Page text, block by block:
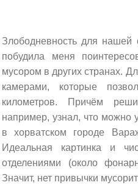
Злободневность для нашей
побудила меня
мусором в других странах.
камерами, которые
километров. Причём
например, узнал, что можно
в хорватском городе
Идеальная картинка и
отделениями (около
Значит, нет привычки